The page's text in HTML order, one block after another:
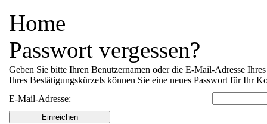
Home
Passwort vergessen?
Geben Sie bitte Ihren Benutzernamen oder die E-Mail-Adresse
Ihres Bestätigungskürzels können Sie eine neues Passwort für Ihr
E-Mail-Adresse:
Einreichen